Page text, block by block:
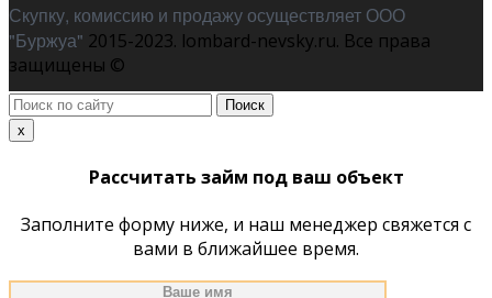
Скупку, комиссию и продажу осуществляет ООО
"Буржуа" 2015-2023. lombard-nevsky.ru. Все права
защищены ©
Поиск
по
x
Рассчитать займ под ваш объект
Заполните форму ниже, и наш менеджер свяжется с
вами в ближайшее время.